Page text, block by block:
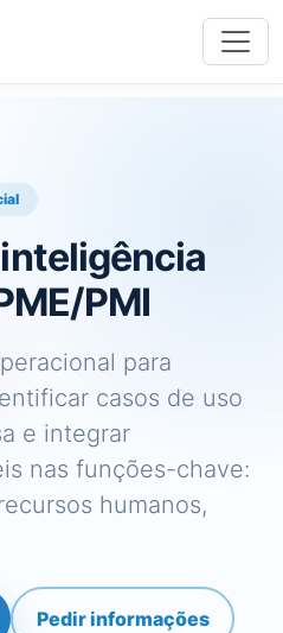
PMI
para
casos de uso
e integrar
nas funções-chave:
humanos,
Pedir informações